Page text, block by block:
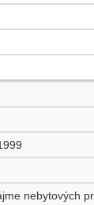
nebytových